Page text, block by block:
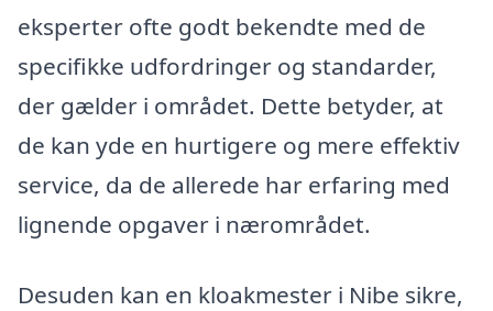
eksperter ofte godt bekendte med de
specifikke udfordringer og standarder,
der gælder i området. Dette betyder, at
de kan yde en hurtigere og mere effektiv
service, da de allerede har erfaring med
lignende opgaver i nærområdet.
Desuden kan en kloakmester i Nibe sikre,